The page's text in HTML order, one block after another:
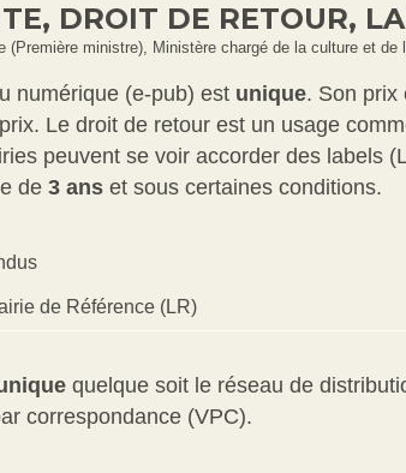
DROIT DE RETOUR,
ministre), Ministère chargé de la culture et de
numérique (e-pub) est unique. Son prix
Le droit de retour est un usage
peuvent se voir accorder des labels
de 3 ans et sous certaines conditions.
de Référence (LR)
quelque soit le réseau de
correspondance (VPC).